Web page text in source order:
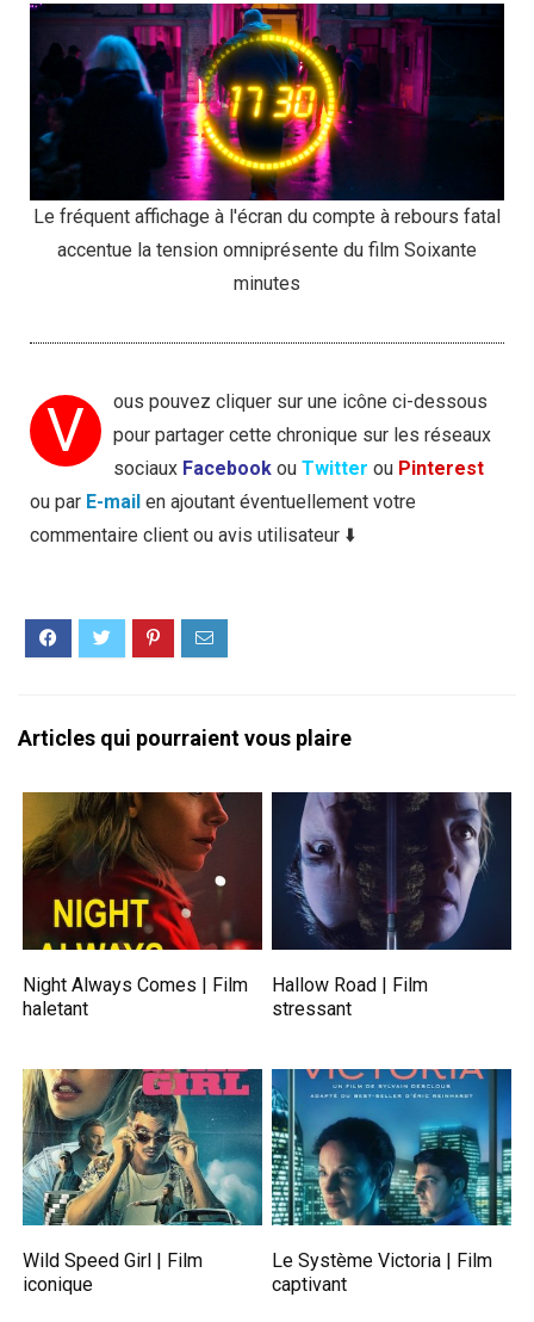
Le fréquent affichage à l'écran du compte à rebours fatal
accentue la tension omniprésente du film Soixante
minutes
V
ous pouvez cliquer sur une icône ci-dessous
pour partager cette chronique sur les réseaux
sociaux Facebook ou Twitter ou Pinterest
ou par E-mail en ajoutant éventuellement votre
commentaire client ou avis utilisateur ⬇️
Articles qui pourraient vous plaire
Night Always Comes | Film
haletant
Hallow Road | Film
stressant
Wild Speed Girl | Film
iconique
Le Système Victoria | Film
captivant